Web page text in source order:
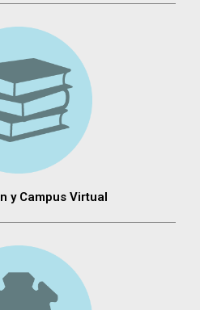
y Campus Virtual